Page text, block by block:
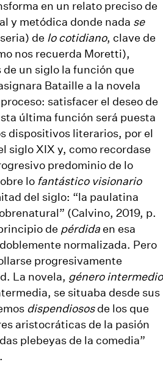
en un relato preciso de
y metódica donde nada se
de lo cotidiano, clave de
nos recuerda Moretti),
de un siglo la función que
Bataille a la novela
satisfacer el deseo de
última función será puesta
dispositivos literarios, por el
siglo XIX y, como recordase
predominio de lo
lo fantástico visionario
del siglo: “la paulatina
(Calvino, 2019, p.
de pérdida en esa
normalizada. Pero
progresivamente
La novela, género intermedio
se situaba desde sus
dispendiososde los que
aristocráticas de la pasión
plebeyas de la comedia”